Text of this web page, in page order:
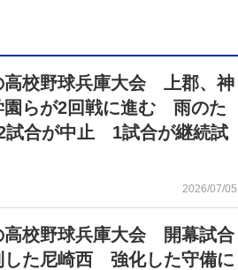
高校野球兵庫大会 上郡、神
園らが2回戦に進む 雨のた
試合が中止 1試合が継続試
2026/07/05
高校野球兵庫大会 開幕試合
した尼崎西 強化した守備に